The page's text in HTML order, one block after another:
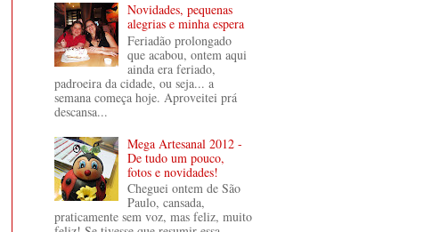
Novidades, pequenas
alegrias e minha espera
Feriadão prolongado
que acabou, ontem aqui
ainda era feriado,
padroeira da cidade, ou seja... a
semana começa hoje. Aproveitei prá
descansa...
Mega Artesanal 2012 -
De tudo um pouco,
fotos e novidades!
Cheguei ontem de São
Paulo, cansada,
praticamente sem voz, mas feliz, muito